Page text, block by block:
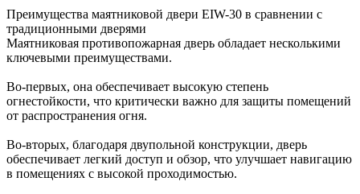
Преимущества маятниковой двери EIW-30 в сравнении с
традиционными дверями
Маятниковая противопожарная дверь обладает несколькими
ключевыми преимуществами.
Во-первых, она обеспечивает высокую степень
огнестойкости, что критически важно для защиты помещений
от распространения огня.
Во-вторых, благодаря двупольной конструкции, дверь
обеспечивает легкий доступ и обзор, что улучшает навигацию
в помещениях с высокой проходимостью.